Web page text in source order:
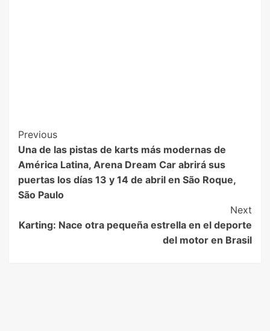
Previous
Una de las pistas de karts más modernas de
América Latina, Arena Dream Car abrirá sus
puertas los días 13 y 14 de abril en São Roque,
São Paulo
Next
Karting: Nace otra pequeña estrella en el deporte
del motor en Brasil